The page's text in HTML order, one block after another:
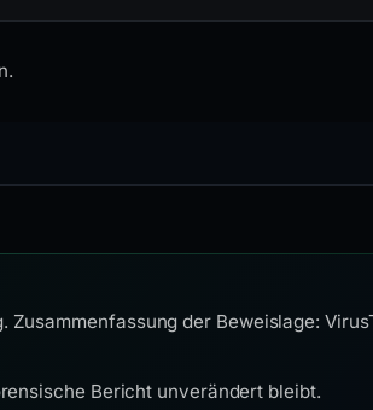
der Beweislage:
Bericht unverändert bleibt.